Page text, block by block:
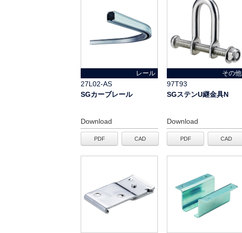
レール
27L02-AS
SGカーブレール
Download
PDF CAD
その他
97T93
SGステンU継金具N
Download
PDF CAD